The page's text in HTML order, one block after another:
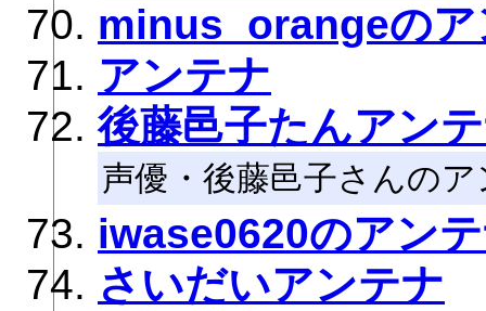
minus_orangeのア
アンテナ
後藤邑子たんアン
声優・後藤邑子さんの
iwase0620のアン
さいだいアンテナ